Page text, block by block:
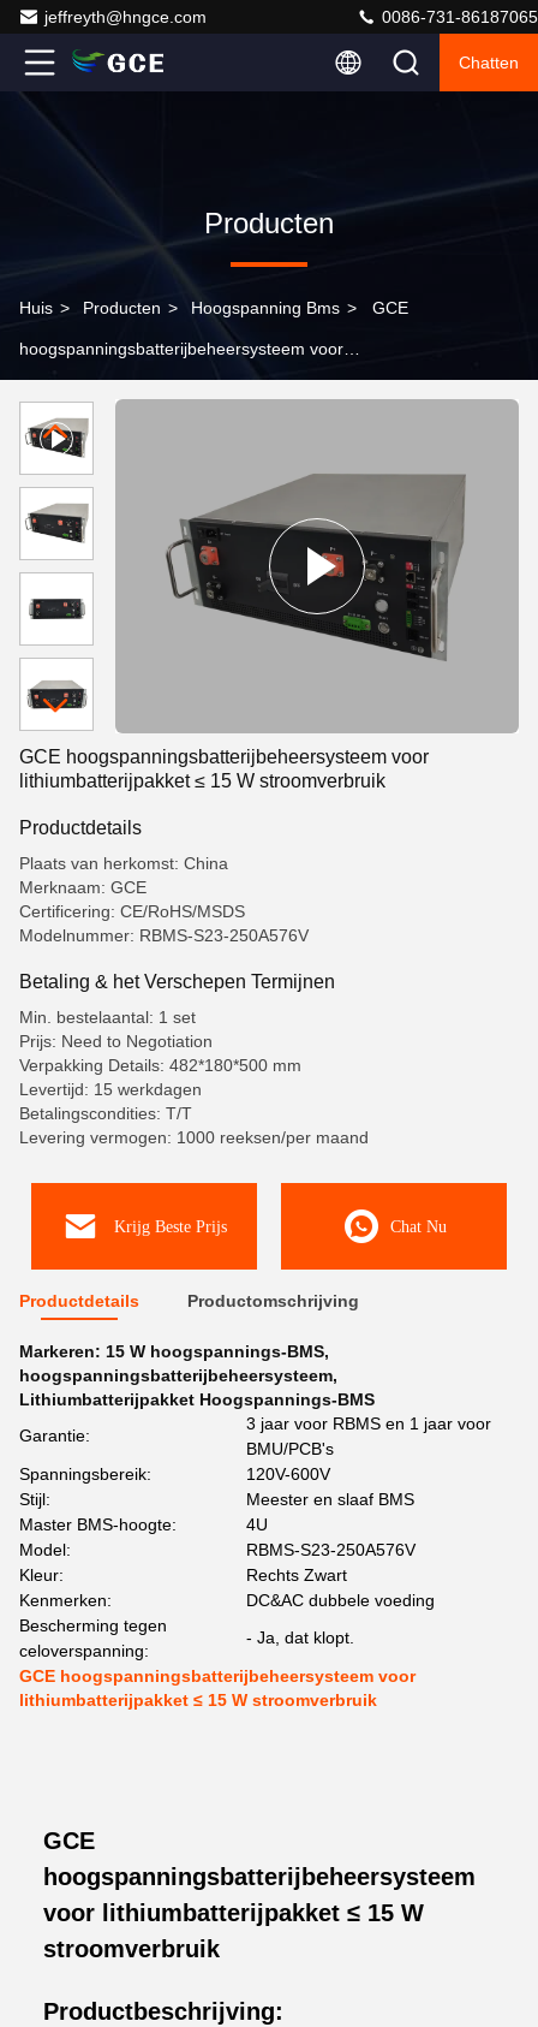
jeffreyth@hngce.com 0086-731-86187065
Chatten
Producten
Huis > Producten > Hoogspanning Bms > GCE
hoogspanningsbatterijbeheersysteem voor
GCE hoogspanningsbatterijbeheersysteem voor
lithiumbatterijpakket ≤ 15 W stroomverbruik
Productdetails
Plaats van herkomst: China
Merknaam: GCE
Certificering: CE/RoHS/MSDS
Modelnummer: RBMS-S23-250A576V
Betaling & het Verschepen Termijnen
Min. bestelaantal: 1 set
Prijs: Need to Negotiation
Verpakking Details: 482*180*500 mm
Levertijd: 15 werkdagen
Betalingscondities: T/T
Levering vermogen: 1000 reeksen/per maand
Krijg Beste Prijs Chat Nu
Productdetails Productomschrijving
Markeren: 15 W hoogspannings-BMS,
hoogspanningsbatterijbeheersysteem,
Lithiumbatterijpakket Hoogspannings-BMS
Garantie:
3 jaar voor RBMS en 1 jaar voor
BMU/PCB's
Spanningsbereik:
120V-600V
Stijl:
Meester en slaaf BMS
Master BMS-hoogte:
4U
Model:
RBMS-S23-250A576V
Kleur:
Rechts Zwart
Kenmerken:
DC&AC dubbele voeding
Bescherming tegen
celoverspanning:
- Ja, dat klopt.
GCE hoogspanningsbatterijbeheersysteem voor
lithiumbatterijpakket ≤ 15 W stroomverbruik
GCE
hoogspanningsbatterijbeheersysteem
voor lithiumbatterijpakket ≤ 15 W
stroomverbruik
Productbeschrijving: